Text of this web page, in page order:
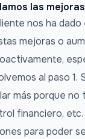
las
nos ha dado
mejoras o
al paso 1.
más porque
financiero,
para poder